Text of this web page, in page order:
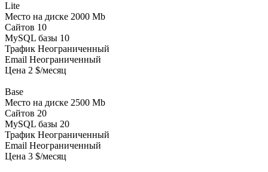
Lite
Место на диске 2000 Mb
Сайтов 10
MySQL базы 10
Трафик Неограниченный
Email Неограниченный
Цена 2 $/месяц
Base
Место на диске 2500 Mb
Сайтов 20
MySQL базы 20
Трафик Неограниченный
Email Неограниченный
Цена 3 $/месяц